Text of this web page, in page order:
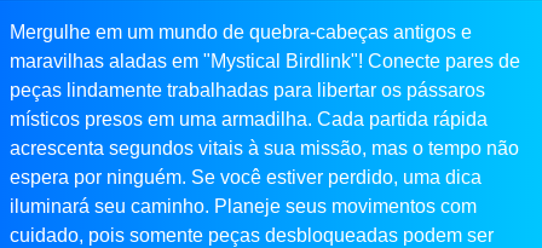
Mergulhe em um mundo de quebra-cabeças antigos e
maravilhas aladas em "Mystical Birdlink"! Conecte pares de
peças lindamente trabalhadas para libertar os pássaros
místicos presos em uma armadilha. Cada partida rápida
acrescenta segundos vitais à sua missão, mas o tempo não
espera por ninguém. Se você estiver perdido, uma dica
iluminará seu caminho. Planeje seus movimentos com
cuidado, pois somente peças desbloqueadas podem ser